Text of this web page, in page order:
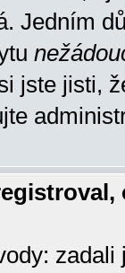
Jedním
jste jisti,